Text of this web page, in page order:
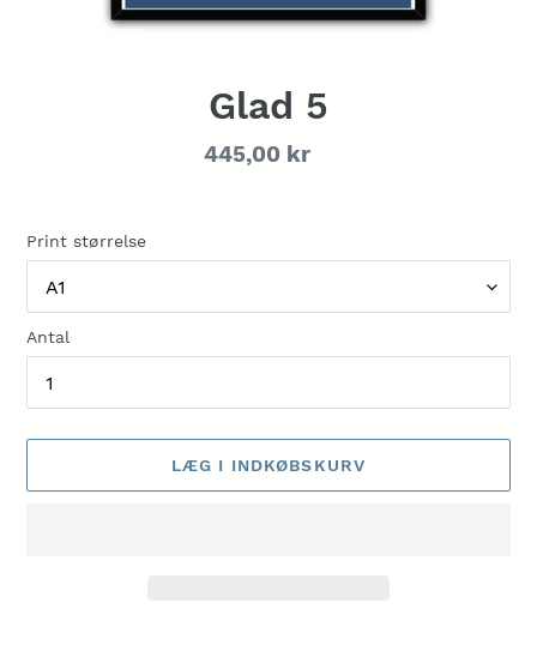
Glad 5
Normalpris
445,00 kr
Print størrelse
Antal
LÆG I INDKØBSKURV